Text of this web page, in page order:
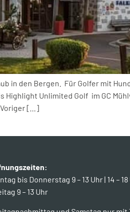
in den Bergen. Für Golfer mit
Unlimited Golf im GC
Voriger […]
bis Donnerstag 9 – 13 Uhr | 14 –
9 – 13 Uhr